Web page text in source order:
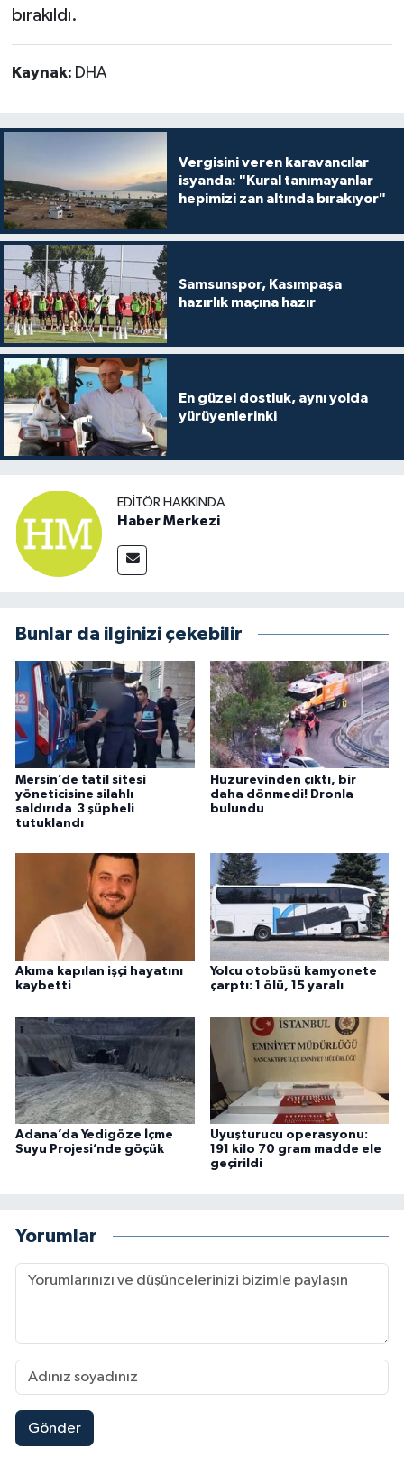
bırakıldı.
Kaynak: DHA
Vergisini veren karavancılar
isyanda: "Kural tanımayanlar
hepimizi zan altında bırakıyor"
Samsunspor, Kasımpaşa
hazırlık maçına hazır
En güzel dostluk, aynı yolda
yürüyenlerinki
EDITÖR HAKKINDA
Haber Merkezi
Bunlar da ilginizi çekebilir
Mersin’de tatil sitesi
yöneticisine silahlı
saldırıda 3 şüpheli
tutuklandı
Huzurevinden çıktı, bir
daha dönmedi! Dronla
bulundu
Akıma kapılan işçi hayatını
kaybetti
Yolcu otobüsü kamyonete
çarptı: 1 ölü, 15 yaralı
Adana’da Yedigöze İçme
Suyu Projesi’nde göçük
Uyuşturucu operasyonu:
191 kilo 70 gram madde ele
geçirildi
Yorumlar
Gönder